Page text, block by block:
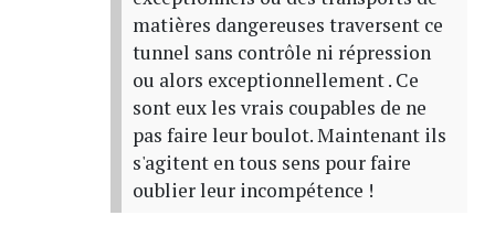
matières dangereuses traversent ce
tunnel sans contrôle ni répression
ou alors exceptionnellement . Ce
sont eux les vrais coupables de ne
pas faire leur boulot. Maintenant ils
s'agitent en tous sens pour faire
oublier leur incompétence !